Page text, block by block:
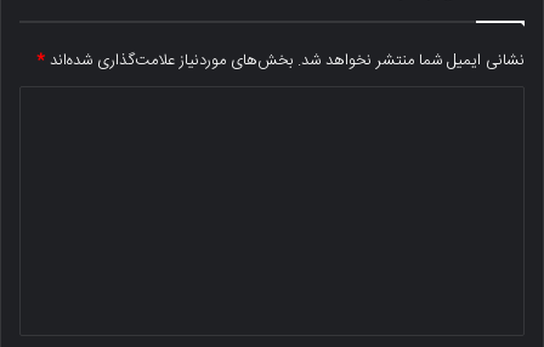
نشانی ایمیل شما منتشر نخواهد شد. بخش‌های موردنیاز علامت‌گذاری شده‌اند*